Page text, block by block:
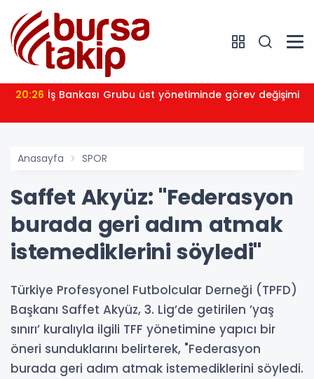
20:26 İş Bankası Grubu üst yönetiminde görev değişimi
Anasayfa SPOR
Saffet Akyüz: "Federasyon
burada geri adım atmak
istemediklerini söyledi"
Türkiye Profesyonel Futbolcular Derneği (TPFD)
Başkanı Saffet Akyüz, 3. Lig’de getirilen ’yaş
sınırı’ kuralıyla ilgili TFF yönetimine yapıcı bir
öneri sunduklarını belirterek, "Federasyon
burada geri adım atmak istemediklerini söyledi.